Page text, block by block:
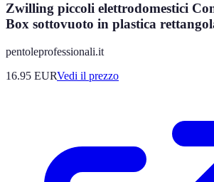
Zwilling piccoli elettrodomestici
Box sottovuoto in plastica
pentoleprofessionali.it
16.95 EURVedi il prezzo